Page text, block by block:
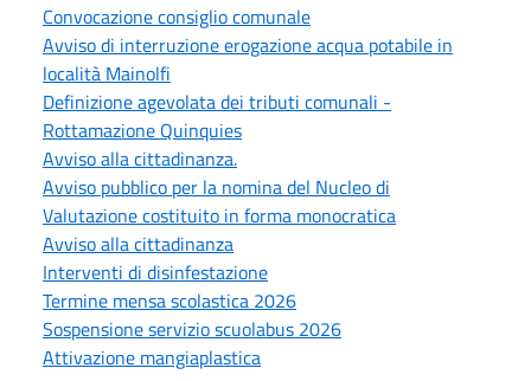
Convocazione consiglio comunale
Avviso di interruzione erogazione acqua potabile in
località Mainolfi
Definizione agevolata dei tributi comunali -
Rottamazione Quinquies
Avviso alla cittadinanza.
Avviso pubblico per la nomina del Nucleo di
Valutazione costituito in forma monocratica
Avviso alla cittadinanza
Interventi di disinfestazione
Termine mensa scolastica 2026
Sospensione servizio scuolabus 2026
Attivazione mangiaplastica